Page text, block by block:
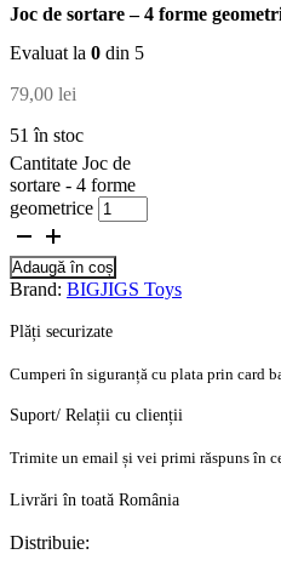
Joc de sortare – 4 forme
Evaluat la 0 din 5
79,00 lei
51 în stoc
Cantitate Joc de
sortare - 4 forme
geometrice
Adaugă în coș
Brand: BIGJIGS Toys
Plăți securizate
Cumperi în siguranță cu plata prin card
Suport/ Relații cu clienții
Trimite un email și vei primi răspuns în
Livrări în toată România
Distribuie: